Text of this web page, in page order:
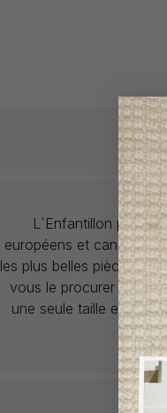
L`Enfantillon
européens et canadiens
les plus belles pièces de
vous le procurer car la
une seule taille et en